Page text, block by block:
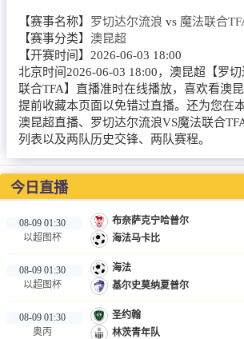
足球录像
篮球录像
新闻
足球新闻
篮球新闻
【赛事名称】 罗切达尔流浪 vs 魔法联合
【赛事分类】 澳昆超
【开赛时间】 2026-06-03 18:00
北京时间2026-06-03 18:00，澳昆超【罗
联合TFA】直播准时在线播放，喜欢看澳
提前收藏本页面以免错过直播。还为您在
澳昆超直播、罗切达尔流浪VS魔法联合
列表以及两队历史交锋、两队赛程。
今日直播
08-09 01:30
以超图杯
布奈萨克宁哈普尔
海法马卡比
08-09 01:30
以超图杯
海法
基尔史莫纳夏普尔
08-09 01:30
奥丙
圣约翰
林茨青年队